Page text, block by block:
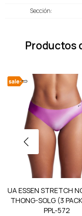
Sección
Productos
UA ESSEN STRETCH
THONG-SOLG (3
PPL-572